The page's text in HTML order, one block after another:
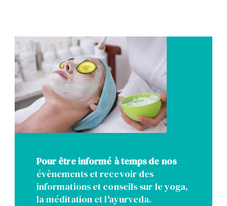
Pour être informé à temps de nos
évènements et recevoir des
informations et conseils sur le yoga,
la méditation et l'ayurveda.